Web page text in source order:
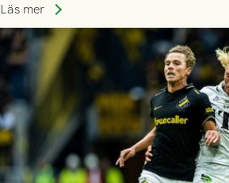
spelas den tredje kvalomgången kort
då vinnaren i mötet mellan isländska
Mostar från Bosnien och Hercegovina.
Läs mer